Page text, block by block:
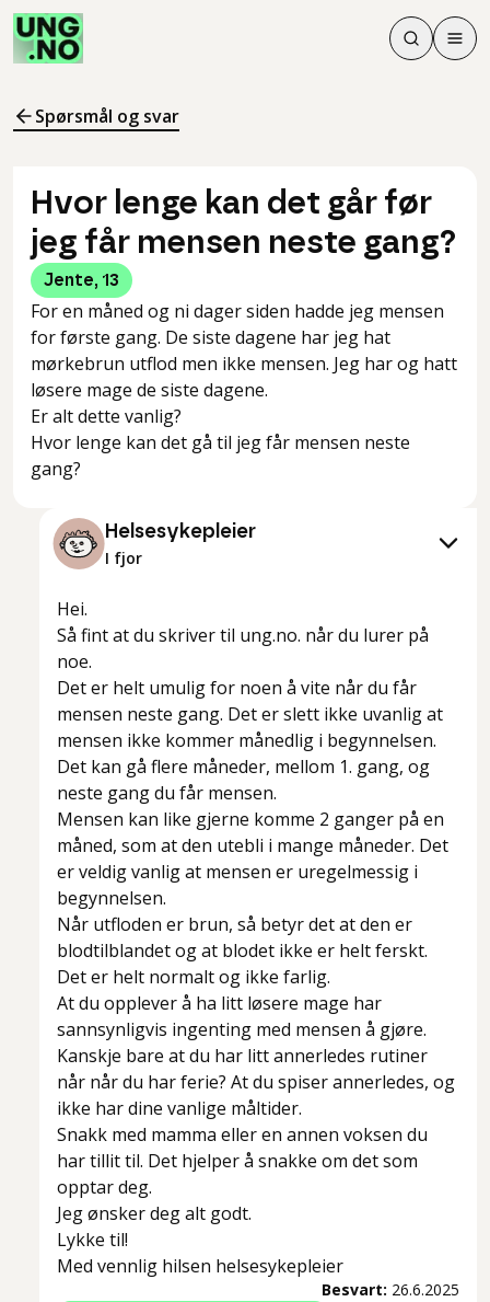
Søk
Søk
Meny
Spørsmål og svar
Hvor lenge kan det går før
jeg får mensen neste gang?
Jente, 13
For en måned og ni dager siden hadde jeg mensen
for første gang. De siste dagene har jeg hat
mørkebrun utflod men ikke mensen. Jeg har og hatt
løsere mage de siste dagene.
Er alt dette vanlig?
Hvor lenge kan det gå til jeg får mensen neste
gang?
Helsesykepleier
I fjor
Hei.
Så fint at du skriver til ung.no. når du lurer på
noe.
Det er helt umulig for noen å vite når du får
mensen neste gang. Det er slett ikke uvanlig at
mensen ikke kommer månedlig i begynnelsen.
Det kan gå flere måneder, mellom 1. gang, og
neste gang du får mensen.
Mensen kan like gjerne komme 2 ganger på en
måned, som at den utebli i mange måneder. Det
er veldig vanlig at mensen er uregelmessig i
begynnelsen.
Når utfloden er brun, så betyr det at den er
blodtilblandet og at blodet ikke er helt ferskt.
Det er helt normalt og ikke farlig.
At du opplever å ha litt løsere mage har
sannsynligvis ingenting med mensen å gjøre.
Kanskje bare at du har litt annerledes rutiner
når når du har ferie? At du spiser annerledes, og
ikke har dine vanlige måltider.
Snakk med mamma eller en annen voksen du
har tillit til. Det hjelper å snakke om det som
opptar deg.
Jeg ønsker deg alt godt.
Lykke til!
Med vennlig hilsen helsesykepleier
Besvart: 26.6.2025